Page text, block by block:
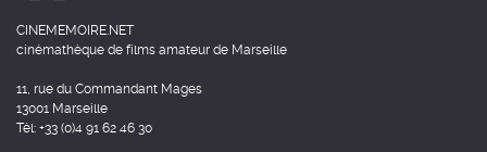
CINEMEMOIRE.NET
cinémathèque de films amateur de Marseille
11, rue du Commandant Mages
13001 Marseille
Tél: +33 (0)4 91 62 46 30